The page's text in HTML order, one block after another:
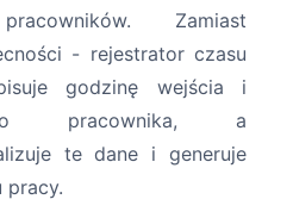
Zamiast
- rejestrator czasu
godzinę wejścia i
pracownika, a
te dane i generuje
pracy.